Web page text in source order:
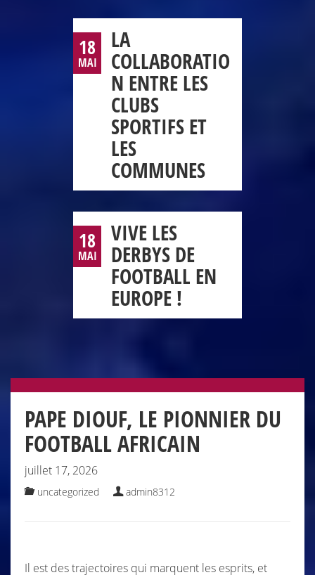
18
MAI
LA
COLLABORATIO
N ENTRE LES
CLUBS
SPORTIFS ET
LES
COMMUNES
18
MAI
VIVE LES
DERBYS DE
FOOTBALL EN
EUROPE !
PAPE DIOUF, LE PIONNIER DU
FOOTBALL AFRICAIN
juillet 17, 2026
uncategorized admin8312
Il est des trajectoires qui marquent les esprits, et